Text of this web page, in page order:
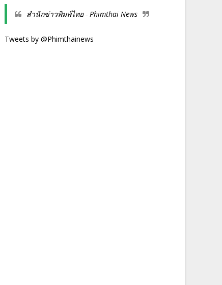
สำนักข่าวพิมพ์ไทย - Phimthai News
Tweets by @Phimthainews